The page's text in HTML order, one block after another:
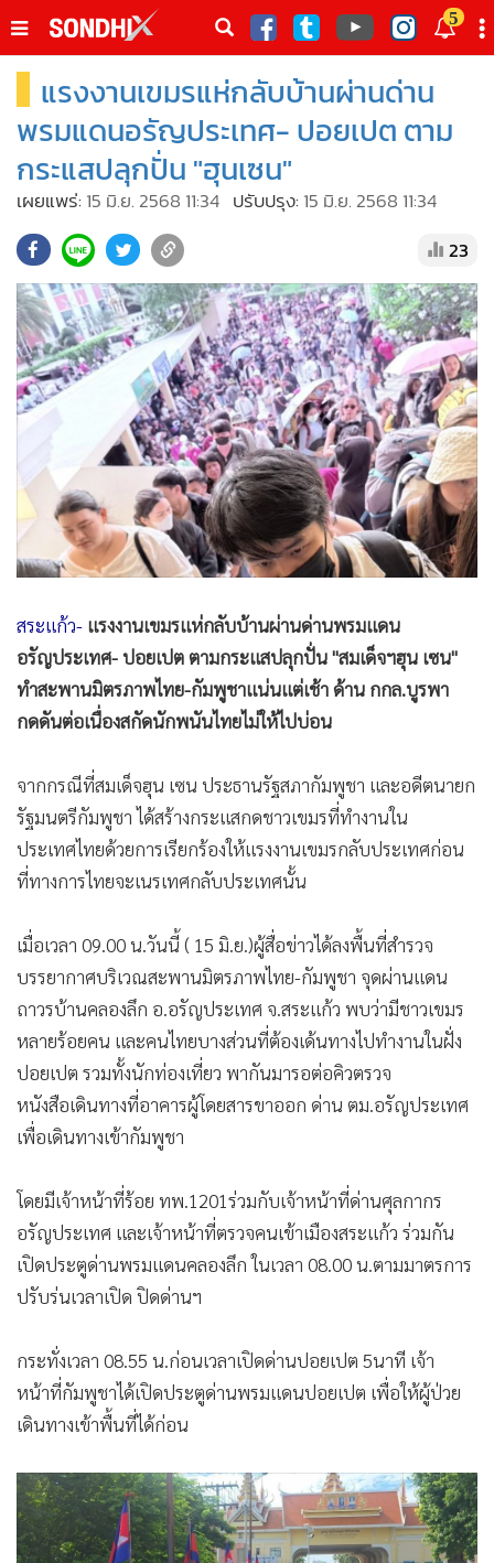
ดต
5
หน้าหลัก
• World Talk
• ผู้เฒ่าเล่าเรื่อง
• ข่าวลึกปมลับ
• Exclusive Health
• ผู้จัดกวน
• น่าสนใจ
เศรษฐกิจ-ธุรกิจ
•
สังคม-โซเชียล
แรงงานเขมรแห่กลับบ้านผ่านด่าน
พรมแดนอรัญประเทศ- ปอยเปต ตาม
กระแสปลุกปั่น "ฮุนเซน"
เผยแพร่: 15 มิ.ย. 2568 11:34 ปรับปรุง: 15 มิ.ย. 2568 11:34
23
สระแก้ว- แรงงานเขมรแห่กลับบ้านผ่านด่านพรมแดน
อรัญประเทศ- ปอยเปต ตามกระแสปลุกปั่น "สมเด็จฯฮุน เซน"
ทำสะพานมิตรภาพไทย-กัมพูชาแน่นแต่เช้า ด้าน กกล.บูรพา
กดดันต่อเนื่องสกัดนักพนันไทยไม่ให้ไปบ่อน
จากกรณีที่สมเด็จฮุน เซน ประธานรัฐสภากัมพูชา และอดีตนายก
รัฐมนตรีกัมพูชา ได้สร้างกระแสกดชาวเขมรที่ทำงานใน
ประเทศไทยด้วยการเรียกร้องให้แรงงานเขมรกลับประเทศก่อน
ที่ทางการไทยจะเนรเทศกลับประเทศนั้น
เมื่อเวลา 09.00 น.วันนี้ ( 15 มิ.ย.)​ผู้สื่อข่าวได้ลงพื้นที่สำรวจ
บรรยากาศบริเวณสะพานมิตรภาพไทย-กัมพูชา จุดผ่านแดน
ถาวรบ้านคลองลึก อ.อรัญประเทศ จ.สระแก้ว พบว่ามีชาวเขมร
หลายร้อยคน และคนไทยบางส่วนที่ต้องเด้นทางไปทำงานในฝั่ง
ปอยเปต รวมทั้งนักท่องเที่ยว พากันมารอต่อคิวตรวจ
หนังสือเดินทางที่อาคารผู้โดยสารขาออก ด่าน ตม.อรัญประเทศ
เพื่อเดินทางเข้ากัมพูชา
โดยมีเจ้าหน้าที่ร้อย ทพ.1201ร่วมกับเจ้าหน้าที่ด่านศุลกากร
อรัญประเทศ และเจ้าหน้าที่ตรวจคนเข้าเมืองสระแก้ว ร่วมกัน
เปิดประตูด่านพรมแดนคลองลึก ในเวลา 08.00 น.ตามมาตรการ
ปรับร่นเวลาเปิด ปิดด่านฯ
กระทั่งเวลา 08.55 น.ก่อนเวลาเปิดด่านปอยเปต 5นาที เจ้า
หน้าที่กัมพูชาได้เปิดประตูด่านพรมแดนปอยเปต เพื่อให้ผู้ป่วย
เดินทางเข้าพื้นที่ได้ก่อน